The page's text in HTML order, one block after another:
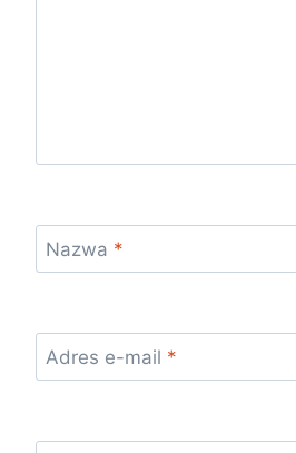
Nazwa *
Adres e-mail *